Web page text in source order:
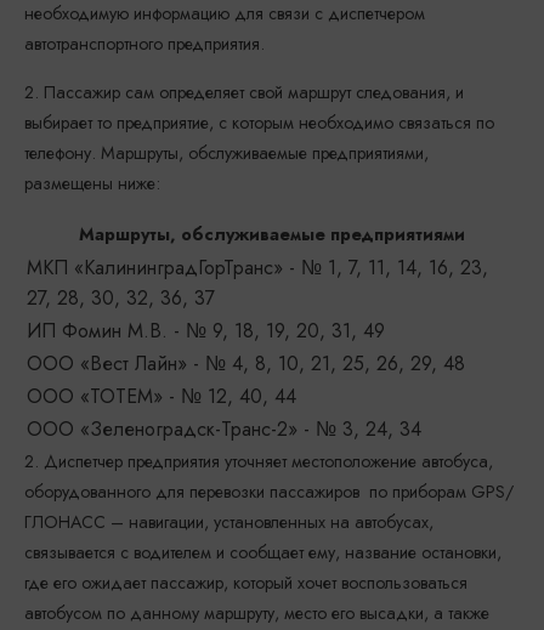
необходимую информацию для связи с диспетчером
автотранспортного предприятия.
2. Пассажир сам определяет свой маршрут следования, и
выбирает то предприятие, с которым необходимо связаться по
телефону. Маршруты, обслуживаемые предприятиями,
размещены ниже:
Маршруты, обслуживаемые предприятиями
МКП «КалининградГорТранс» - № 1, 7, 11, 14, 16, 23,
27, 28, 30, 32, 36, 37
ИП Фомин М.В. - № 9, 18, 19, 20, 31, 49
ООО «Вест Лайн» - № 4, 8, 10, 21, 25, 26, 29, 48
ООО «ТОТЕМ» - № 12, 40, 44
ООО «Зеленоградск-Транс-2» - № 3, 24, 34
2. Диспетчер предприятия уточняет местоположение автобуса,
оборудованного для перевозки пассажиров по приборам GPS/
ГЛОНАСС – навигации, установленных на автобусах,
связывается с водителем и сообщает ему, название остановки,
где его ожидает пассажир, который хочет воспользоваться
автобусом по данному маршруту, место его высадки, а также